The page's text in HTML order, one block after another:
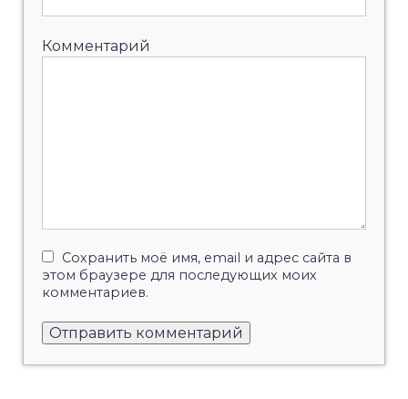
Комментарий
Сохранить моё имя, email и адрес сайта в
этом браузере для последующих моих
комментариев.